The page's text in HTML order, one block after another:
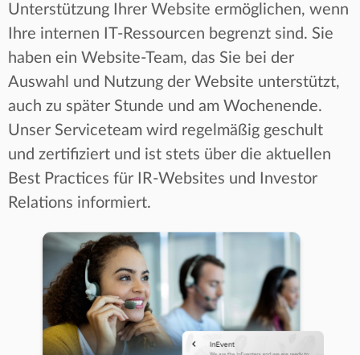
Unterstützung Ihrer Website ermöglichen, wenn
Ihre internen IT-Ressourcen begrenzt sind. Sie
haben ein Website-Team, das Sie bei der
Auswahl und Nutzung der Website unterstützt,
auch zu später Stunde und am Wochenende.
Unser Serviceteam wird regelmäßig geschult
und zertifiziert und ist stets über die aktuellen
Best Practices für IR-Websites und Investor
Relations informiert.